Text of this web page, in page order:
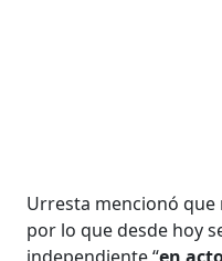
Urresta mencionó
por lo que desde hoy